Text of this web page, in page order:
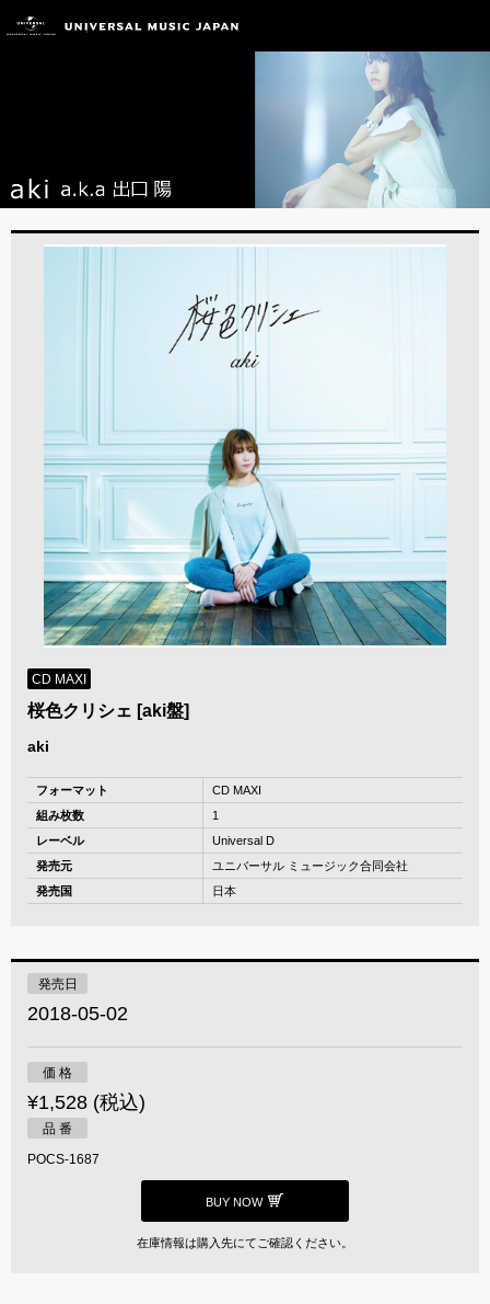
CD MAXI
桜色クリシェ [aki盤]
aki
フォーマット
CD MAXI
組み枚数
1
レーベル
Universal D
発売元
ユニバーサル ミュージック合同会社
発売国
日本
発売日
2018-05-02
価 格
¥1,528 (税込)
品 番
POCS-1687
BUY NOW
在庫情報は購入先にてご確認ください。